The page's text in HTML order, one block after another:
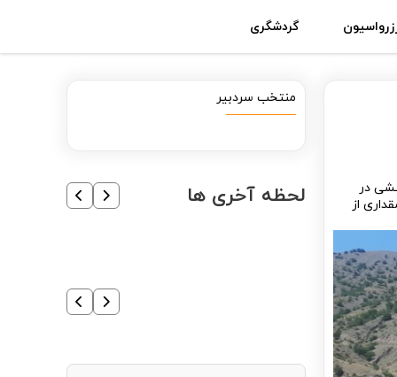
گردشگری
در
از
منتخب سردبیر
لحظه آخری ها